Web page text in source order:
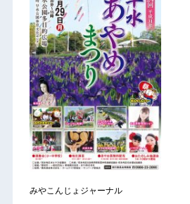
みやこんじょジャーナル